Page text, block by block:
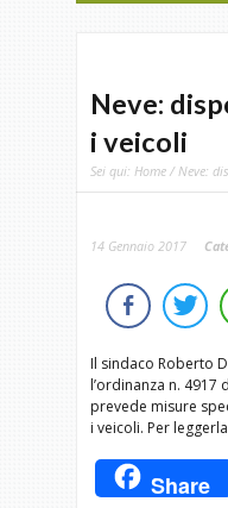
Neve:
i veicoli
Sei qui: Home / Neve:
14 Gennaio 2017
Il sindaco Roberto
l’ordinanza n. 4917
prevede misure
i veicoli. Per
Share